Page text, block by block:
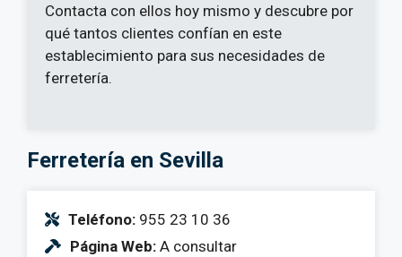
Contacta con ellos hoy mismo y descubre por
qué tantos clientes confían en este
establecimiento para sus necesidades de
ferretería.
Ferretería en Sevilla
Teléfono: 955 23 10 36
Página Web: A consultar